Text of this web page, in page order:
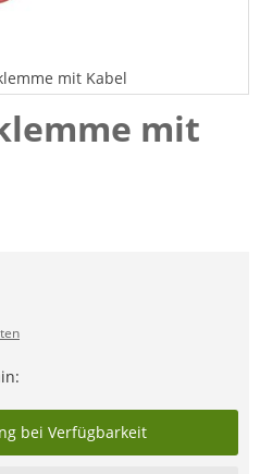
mit Kabel
mit
bei Verfügbarkeit